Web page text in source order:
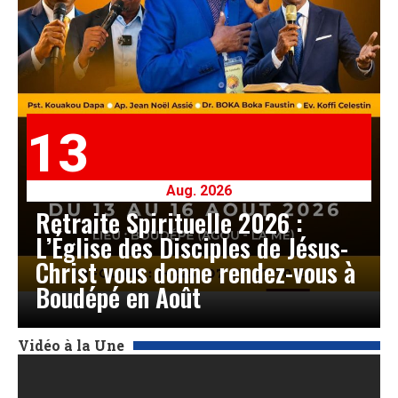
13
Aug. 2026
Retraite Spirituelle 2026 :
L’Église des Disciples de Jésus-
Christ vous donne rendez-vous à
Boudépé en Août
Vidéo à la Une